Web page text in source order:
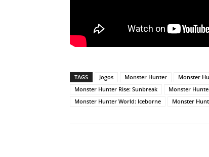
TAGS Jogos Monster Hunter Monster
Monster Hunter Rise: Sunbreak
Monster
Monster Hunter World: Iceborne
Monster